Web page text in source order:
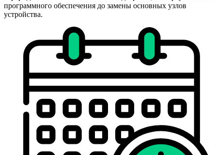
программного обеспечения до замены основных узлов
устройства.